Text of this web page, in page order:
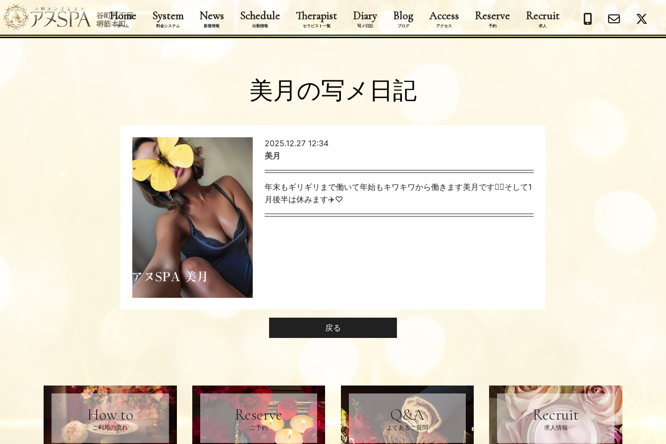
谷町九丁目
堺筋本町
Home
ホーム
System
料金システム
News
新着情報
Schedule
出勤情報
Therapist
セラピスト一覧
Diary
写メ日記
Blog
ブログ
Access
アクセス
Reserve
予約
Recruit
求人
美月の写メ日記
2025.12.27 12:34
美月
年末もギリギリまで働いて年始もキワキワから働きます美月です❤️‍🔥そして1
月後半は休みます✈️♡
戻る
How to
ご利用の流れ
Reserve
ご予約
Q&A
よくあるご質問
Recruit
求人情報